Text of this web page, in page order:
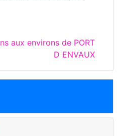
aux environs de PORT
D ENVAUX